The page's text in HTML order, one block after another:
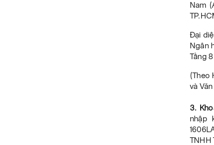
Nam
Đại
Ngân
Tầng
(Theo
và
3.
nhập
TNHH